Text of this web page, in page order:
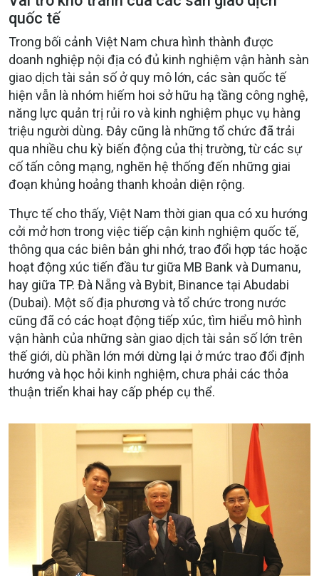
quốc tế
Trong bối cảnh Việt Nam chưa hình thành được
doanh nghiệp nội địa có đủ kinh nghiệm vận hành sàn
giao dịch tài sản số ở quy mô lớn, các sàn quốc tế
hiện vẫn là nhóm hiếm hoi sở hữu hạ tầng công nghệ,
năng lực quản trị rủi ro và kinh nghiệm phục vụ hàng
triệu người dùng. Đây cũng là những tổ chức đã trải
qua nhiều chu kỳ biến động của thị trường, từ các sự
cố tấn công mạng, nghẽn hệ thống đến những giai
đoạn khủng hoảng thanh khoản diện rộng.
Thực tế cho thấy, Việt Nam thời gian qua có xu hướng
cởi mở hơn trong việc tiếp cận kinh nghiệm quốc tế,
thông qua các biên bản ghi nhớ, trao đổi hợp tác hoặc
hoạt động xúc tiến đầu tư giữa MB Bank và Dumanu,
hay giữa TP. Đà Nẵng và Bybit, Binance tại Abudabi
(Dubai). Một số địa phương và tổ chức trong nước
cũng đã có các hoạt động tiếp xúc, tìm hiểu mô hình
vận hành của những sàn giao dịch tài sản số lớn trên
thế giới, dù phần lớn mới dừng lại ở mức trao đổi định
hướng và học hỏi kinh nghiệm, chưa phải các thỏa
thuận triển khai hay cấp phép cụ thể.